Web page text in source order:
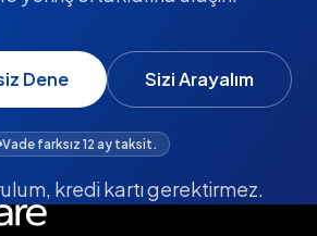
Dene Sizi Arayalım
Vade farksız 12 ay taksit.
kredi kartı gerektirmez.